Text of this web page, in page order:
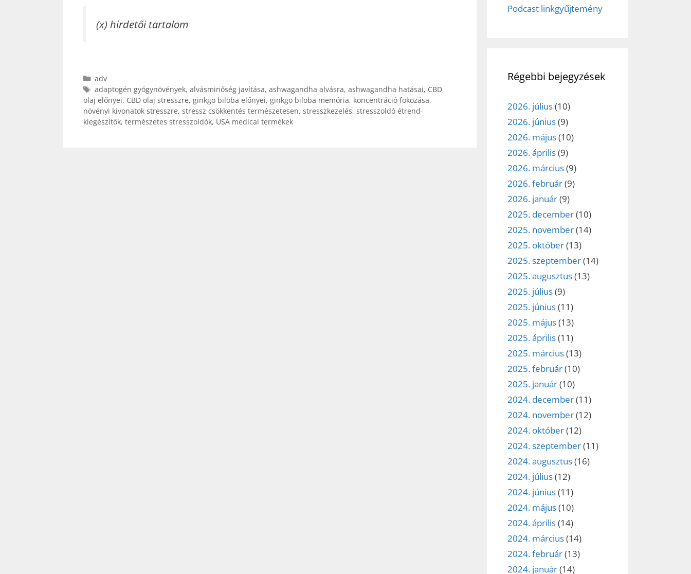
(x) hirdetői tartalom
Kategória
adv
Címkék
adaptogén gyógynövények, alvásminőség javítása, ashwagandha alvásra, ashwagandha hatásai, CBD
olaj előnyei, CBD olaj stresszre, ginkgo biloba előnyei, ginkgo biloba memória, koncentráció fokozása,
növényi kivonatok stresszre, stressz csökkentés természetesen, stresszkezelés, stresszoldó étrend-
kiegészítők, természetes stresszoldók, USA medical termékek
Podcast linkgyűjtemény
Régebbi bejegyzések
2026. július(10)
2026. június(9)
2026. május(10)
2026. április(9)
2026. március(9)
2026. február(9)
2026. január(9)
2025. december(10)
2025. november(14)
2025. október(13)
2025. szeptember(14)
2025. augusztus(13)
2025. július(9)
2025. június(11)
2025. május(13)
2025. április(11)
2025. március(13)
2025. február(10)
2025. január(10)
2024. december(11)
2024. november(12)
2024. október(12)
2024. szeptember(11)
2024. augusztus(16)
2024. július(12)
2024. június(11)
2024. május(10)
2024. április(14)
2024. március(14)
2024. február(13)
2024. január(14)